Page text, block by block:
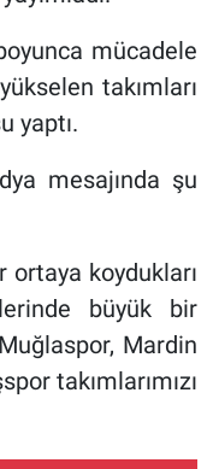
mücadele
takımları
yaptı.
mesajında şu
ortaya koydukları
büyük bir
Mardin
takımlarımızı